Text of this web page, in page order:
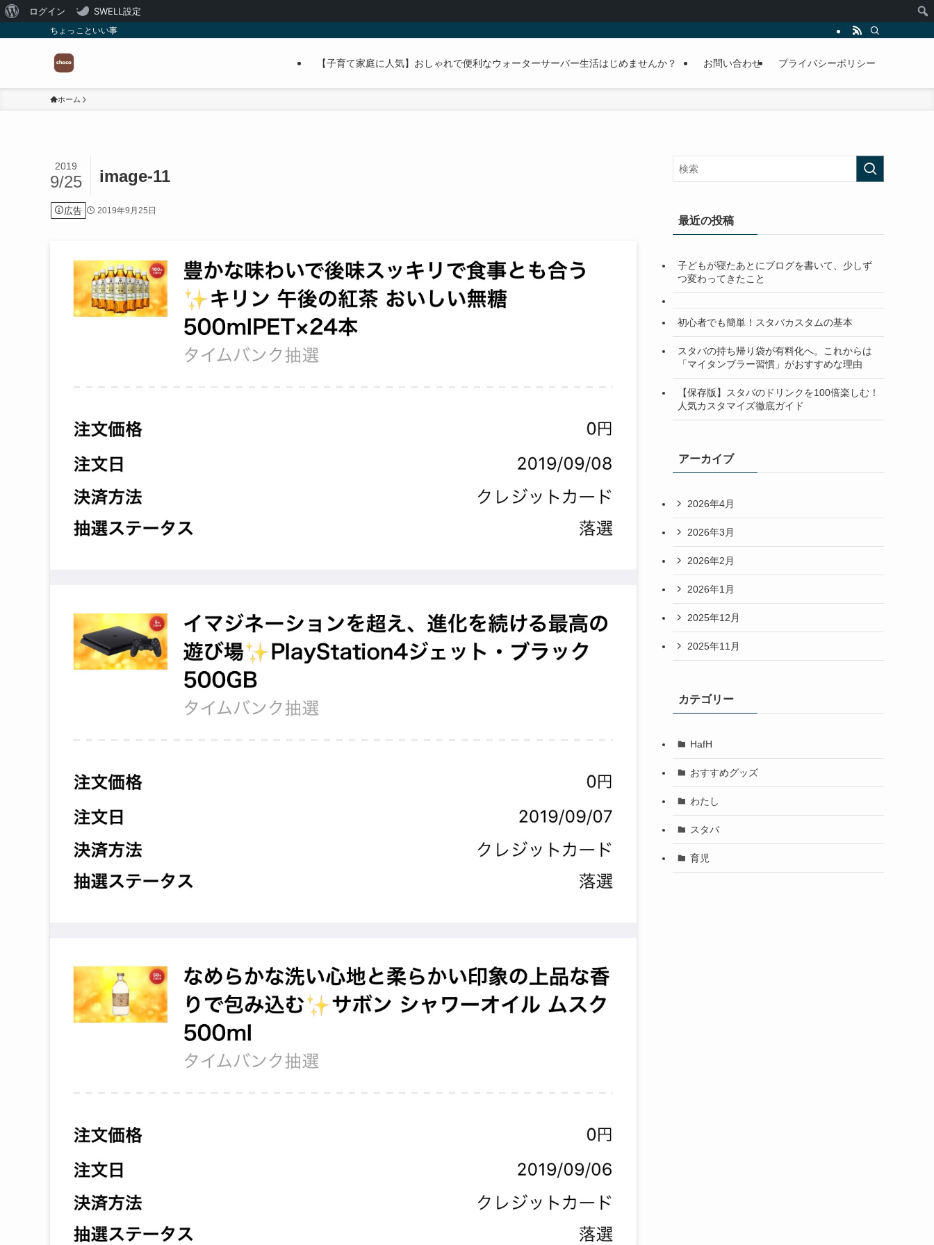
WordPress
ログイン SWELL設定
ちょっこといい事
【子育て家庭に人気】おしゃれで便利なウォーターサーバー生活はじめませんか？ お問い合わせ プライバシーポリシー
ホーム
image-11
2019
9/25
広告 2019年9月25日
最近の投稿
子どもが寝たあとにブログを書いて、少しず
つ変わってきたこと
初心者でも簡単！スタバカスタムの基本
スタバの持ち帰り袋が有料化へ。これからは
「マイタンブラー習慣」がおすすめな理由
【保存版】スタバのドリンクを100倍楽しむ！
人気カスタマイズ徹底ガイド
アーカイブ
2026年4月
2026年3月
2026年2月
2026年1月
2025年12月
2025年11月
カテゴリー
HafH
おすすめグッズ
わたし
スタバ
育児